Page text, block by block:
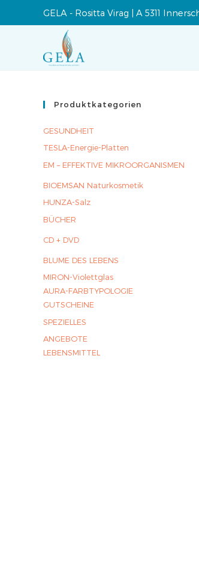
GELA - Rositta Virag | A 5311
Produktkategorien
GESUNDHEIT
TESLA-Energie-Platten
EM – EFFEKTIVE MIKROORGANISMEN
BIOEMSAN Naturkosmetik
HUNZA-Salz
BÜCHER
CD + DVD
BLUME DES LEBENS
MIRON-Violettglas
AURA-FARBTYPOLOGIE
GUTSCHEINE
SPEZIELLES
ANGEBOTE
LEBENSMITTEL